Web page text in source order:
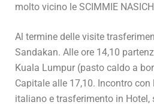
molto vicino le SCIMMIE
Al termine delle visite
Sandakan. Alle ore 14,10
Kuala Lumpur (pasto caldo a
Capitale alle 17,10. Incontro
italiano e trasferimento in